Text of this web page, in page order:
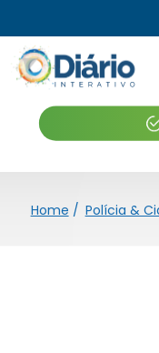
Home / Polícia &